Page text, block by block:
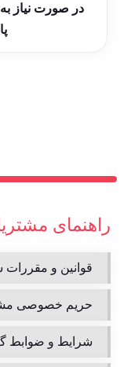
در صورت نیاز
راهنمای
قوانین و مقررات
حریم خصوصی
شرایط و ضوابط